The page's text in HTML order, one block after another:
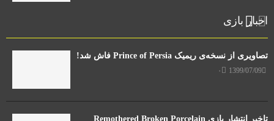
اخبار بازی
تصاویری از نسخه‌ی ریمیک Prince of Persia فاش شد!
1399/07/09 ۰
تاخیر انتشار بازی Remothered Broken Porcelain